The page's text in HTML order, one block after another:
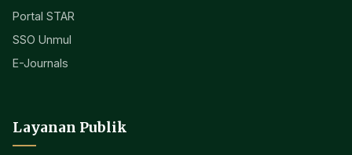
Portal STAR
SSO Unmul
E-Journals
Layanan Publik